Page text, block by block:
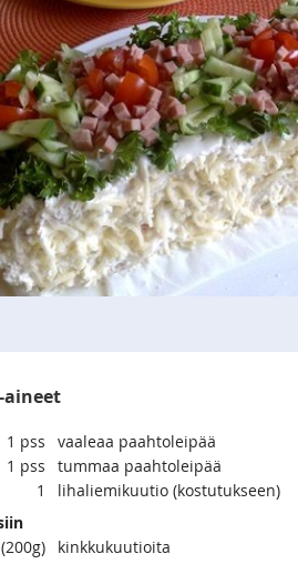
aineet
1 pss
vaaleaa paahtoleipää
1 pss
tummaa paahtoleipää
1
lihaliemikuutio (kostutukseen)
kinkkukuutioita